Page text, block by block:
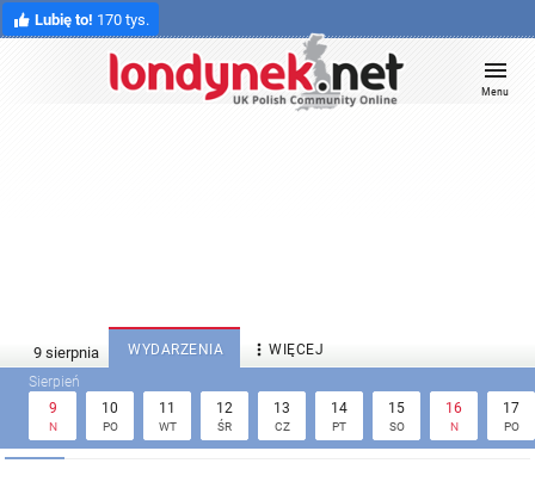
Lubię to! 170 tys.
Menu
WYDARZENIA  WIĘCEJ
9
N
10
PO
11
WT
12
ŚR
13
CZ
14
PT
15
SO
16
N
17
PO